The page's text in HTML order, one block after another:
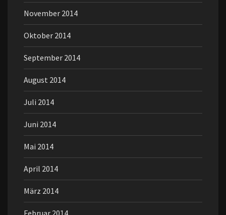
November 2014
Oktober 2014
September 2014
August 2014
Juli 2014
Juni 2014
Mai 2014
April 2014
März 2014